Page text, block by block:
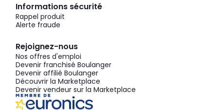
Informations sécurité
Rappel produit
Alerte fraude
Rejoignez-nous
Nos offres d'emploi
Devenir franchisé Boulanger
Devenir affilié Boulanger
Découvrir la Marketplace
Devenir vendeur sur la Marketplace